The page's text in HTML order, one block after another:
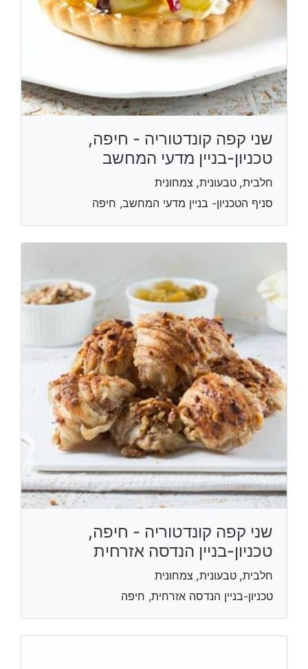
שני קפה קונדטוריה - חיפה,
טכניון-בניין מדעי המחשב
חלבית, טבעונית, צמחונית
סניף הטכניון- בניין מדעי המחשב, חיפה
שני קפה קונדטוריה - חיפה,
טכניון-בניין הנדסה אזרחית
חלבית, טבעונית, צמחונית
טכניון-בניין הנדסה אזרחית, חיפה